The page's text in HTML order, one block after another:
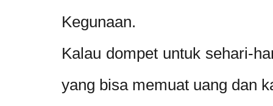
Kegunaan.
Kalau dompet untuk sehari-
yang bisa memuat uang dan